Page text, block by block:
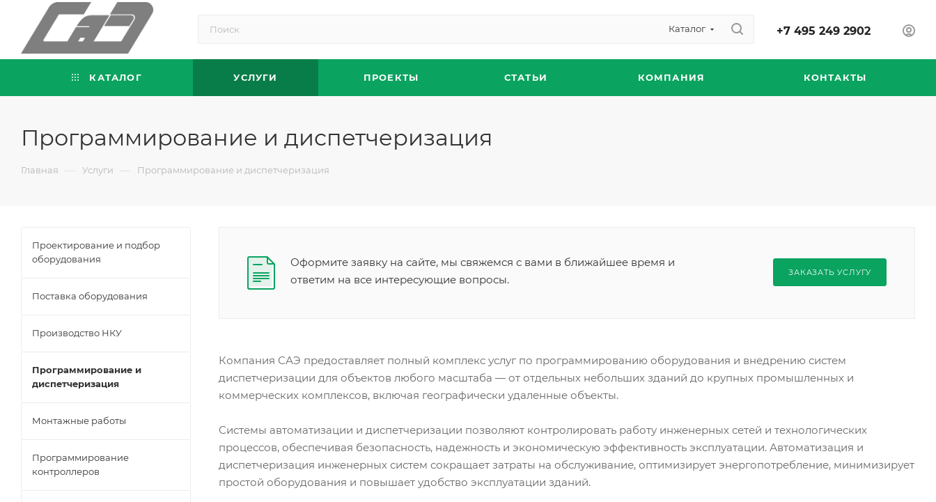
Каталог +7 495 249 2902
КАТАЛОГ УСЛУГИ ПРОЕКТЫ СТАТЬИ КОМПАНИЯ КОНТАКТЫ
Программирование и диспетчеризация
Главная — Услуги — Программирование и диспетчеризация
Оформите заявку на сайте, мы свяжемся с вами в ближайшее время и
ответим на все интересующие вопросы.
ЗАКАЗАТЬ УСЛУГУ
Компания САЭ предоставляет полный комплекс услуг по программированию оборудования и внедрению систем
диспетчеризации для объектов любого масштаба — от отдельных небольших зданий до крупных промышленных и
коммерческих комплексов, включая географически удаленные объекты.
Системы автоматизации и диспетчеризации позволяют контролировать работу инженерных сетей и технологических
процессов, обеспечивая безопасность, надежность и экономическую эффективность эксплуатации. Автоматизация и
диспетчеризация инженерных систем сокращает затраты на обслуживание, оптимизирует энергопотребление, минимизирует
простой оборудования и повышает удобство эксплуатации зданий.
Проектирование и подбор
оборудования
Поставка оборудования
Производство НКУ
Программирование и
диспетчеризация
Монтажные работы
Программирование
контроллеров